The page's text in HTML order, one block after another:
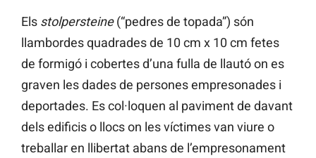
Els stolpersteine(“pedres de topada”) són
llambordes quadrades de 10 cm x 10 cm fetes
de formigó i cobertes d’una fulla de llautó on es
graven les dades de persones empresonades i
deportades. Es col·loquen al paviment de davant
dels edificis o llocs on les víctimes van viure o
treballar en llibertat abans de l’empresonament